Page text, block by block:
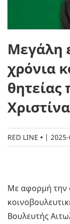
Μεγάλη
χρόνια
θητείας
RED LINE |
Με αφορμή την
Βουλευτής